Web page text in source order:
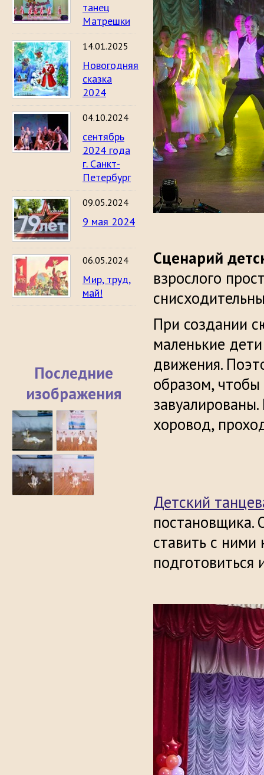
танец
Матрешки
14.01.2025
Новогодняя
сказка
2024
04.10.2024
сентябрь
2024 года
г. Санкт-
Петербург
09.05.2024
9 мая 2024
06.05.2024
Мир, труд,
май!
Последние
изображения
Сценарий
взрослого
При создании
маленькие
движения.
образом,
хоровод,
Детский
постановщика.
ставить с
подготовиться